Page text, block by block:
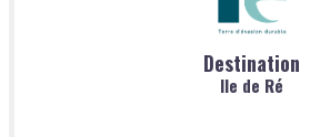
Destination
Ile de Ré